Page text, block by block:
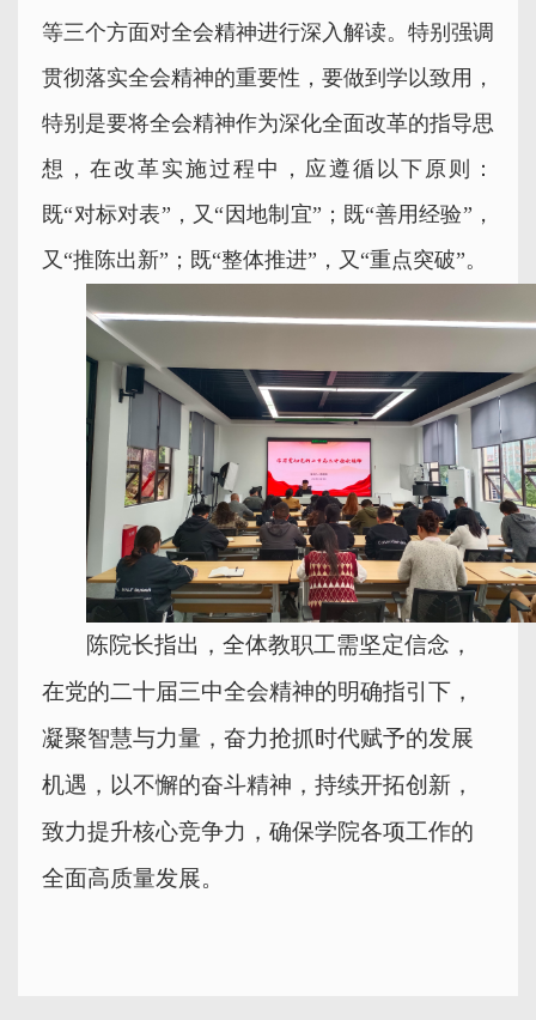
等三个方面对全会精神进行深入解读。特别强调
贯彻落实全会精神的重要性，要做到学以致用，
特别是要将全会精神作为深化全面改革的指导思
想，在改革实施过程中，应遵循以下原则：
既“对标对表”，又“因地制宜”；既“善用经验”，
又“推陈出新”；既“整体推进”，又“重点突破”。
陈院长指出，全体教职工需坚定信念，
在党的二十届三中全会精神的明确指引下，
凝聚智慧与力量，奋力抢抓时代赋予的发展
机遇，以不懈的奋斗精神，持续开拓创新，
致力提升核心竞争力，确保学院各项工作的
全面高质量发展。